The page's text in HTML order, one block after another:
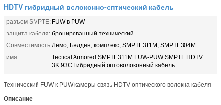
HDTV гибридный волоконно-оптический кабель
разъем SMPTE: FUW в PUW
защита кабеля: бронированный технический
Совместимость:Лемо, Белден, комплекс, SMPTE311M, SMPTE304M
имя:
Tectical Armored SMPTE311M FUW-PUW SMPTE HDTV
3K.93C Гибридный оптоволоконный кабель
Технический FUW к PUW камеры связь HDTV оптического волокна кабеля
Описание